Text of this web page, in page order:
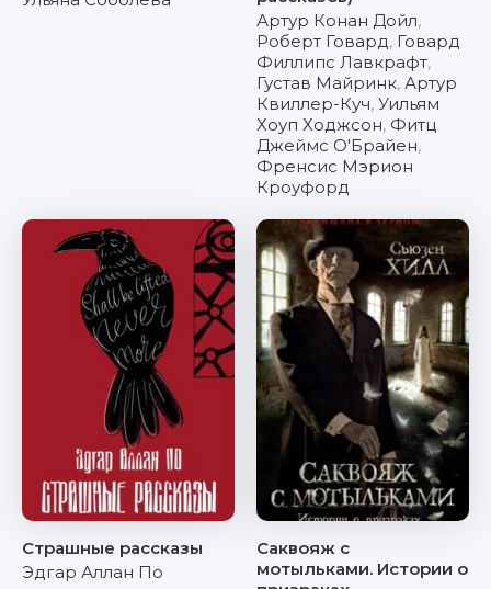
Артур Конан Дойл,
Роберт Говард, Говард
Филлипс Лавкрафт,
Густав Майринк, Артур
Квиллер-Куч, Уильям
Хоуп Ходжсон, Фитц
Джеймс О'Брайен,
Френсис Мэрион
Кроуфорд
Страшные рассказы
Эдгар Аллан По
Саквояж с
мотыльками. Истории о